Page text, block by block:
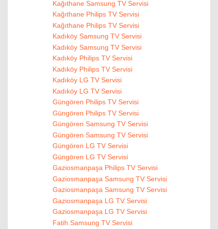
Kağıthane Samsung TV Servisi
Kağıthane Philips TV Servisi
Kağıthane Philips TV Servisi
Kadıköy Samsung TV Servisi
Kadıköy Samsung TV Servisi
Kadıköy Philips TV Servisi
Kadıköy Philips TV Servisi
Kadıköy LG TV Servisi
Kadıköy LG TV Servisi
Güngören Philips TV Servisi
Güngören Philips TV Servisi
Güngören Samsung TV Servisi
Güngören Samsung TV Servisi
Güngören LG TV Servisi
Güngören LG TV Servisi
Gaziosmanpaşa Philips TV Servisi
Gaziosmanpaşa Samsung TV Servisi
Gaziosmanpaşa Samsung TV Servisi
Gaziosmanpaşa LG TV Servisi
Gaziosmanpaşa LG TV Servisi
Fatih Samsung TV Servisi